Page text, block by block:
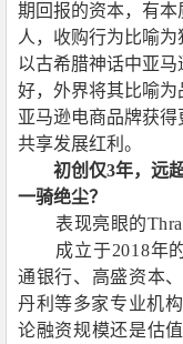
期回报的资本，有
人，收购行为比喻
以古希腊神话中亚马
好，外界将其比喻
亚马逊电商品牌获
共享发展红利。
初创仅3年，远
一骑绝尘？
表现亮眼的
成立于2018年
通银行、高盛资本
丹利等多家专业机
论融资规模还是估